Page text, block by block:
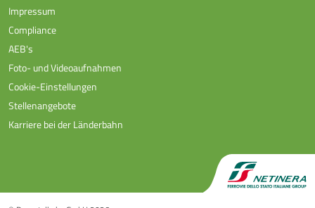
Impressum
Compliance
AEB's
Foto- und Videoaufnahmen
Cookie-Einstellungen
Stellenangebote
Karriere bei der Länderbahn